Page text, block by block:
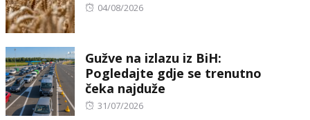
Posted
04/08/2026
Gužve na izlazu iz BiH:
Pogledajte gdje se trenutno
čeka najduže
Posted
31/07/2026